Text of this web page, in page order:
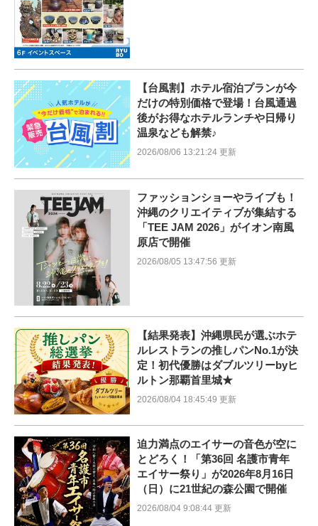
【台風割】ホテル宿泊プランが今
だけの特別価格で登場！台風通過
後がお得なホテルランチや日帰り
温泉なども解禁♪
2026/08/06 13:21:24 更新
ファッションショーやライブも！
沖縄のクリエイティブが集結する
「TEE JAM 2026」がイオン南風
原店で開催
2026/08/05 13:47:56 更新
【結果発表】沖縄県民が選ぶホテ
ルレストランの推しパンNo.1が決
定！初代優勝はダブルツリーbyヒ
ルトン那覇首里城★
2026/08/04 18:45:49 更新
迫力満点のエイサーの音色が空に
とどろく！「第36回 名護市青年
エイサー祭り」が2026年8月16日
（日）に21世紀の森公園で開催
2026/08/04 9:08:44 更新